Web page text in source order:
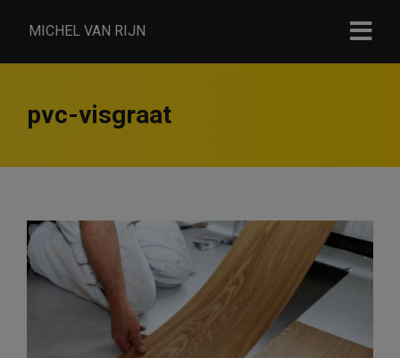
MICHEL VAN RIJN
pvc-visgraat